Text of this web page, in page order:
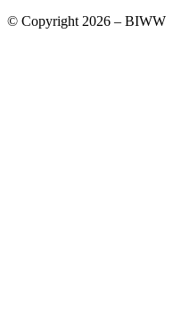
© Copyright 2026 – BIWW